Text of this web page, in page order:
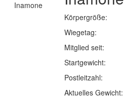
Körpergröße:
Wiegetag:
Mitglied seit:
Startgewicht:
Postleitzahl:
Aktuelles Gewicht: